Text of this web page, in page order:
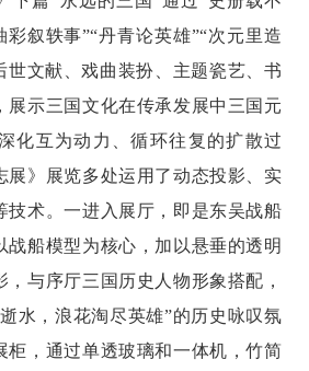
彩叙轶事”“丹青论英雄”“次元里造
世文献、戏曲装扮、主题瓷艺、书
展示三国文化在传承发展中三国元
化互为动力、循环往复的扩散过
展》展览多处运用了动态投影、实
技术。一进入展厅，即是东吴战船
战船模型为核心，加以悬垂的透明
与序厅三国历史人物形象搭配，
水，浪花淘尽英雄”的历史咏叹氛
柜，通过单透玻璃和一体机，竹简